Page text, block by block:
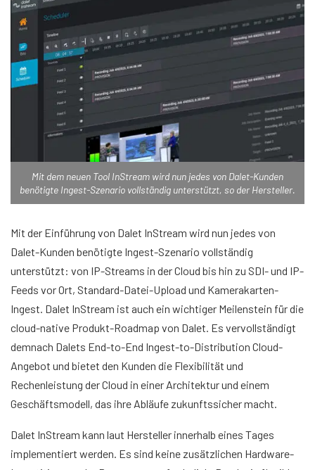
Mit dem neuen Tool InStream wird nun jedes von Dalet-Kunden
benötigte Ingest-Szenario vollständig unterstützt, so der Hersteller.
Mit der Einführung von Dalet InStream wird nun jedes von
Dalet-Kunden benötigte Ingest-Szenario vollständig
unterstützt: von IP-Streams in der Cloud bis hin zu SDI- und IP-
Feeds vor Ort, Standard-Datei-Upload und Kamerakarten-
Ingest. Dalet InStream ist auch ein wichtiger Meilenstein für die
cloud-native Produkt-Roadmap von Dalet. Es vervollständigt
demnach Dalets End-to-End Ingest-to-Distribution Cloud-
Angebot und bietet den Kunden die Flexibilität und
Rechenleistung der Cloud in einer Architektur und einem
Geschäftsmodell, das ihre Abläufe zukunftssicher macht.
Dalet InStream kann laut Hersteller innerhalb eines Tages
implementiert werden. Es sind keine zusätzlichen Hardware-